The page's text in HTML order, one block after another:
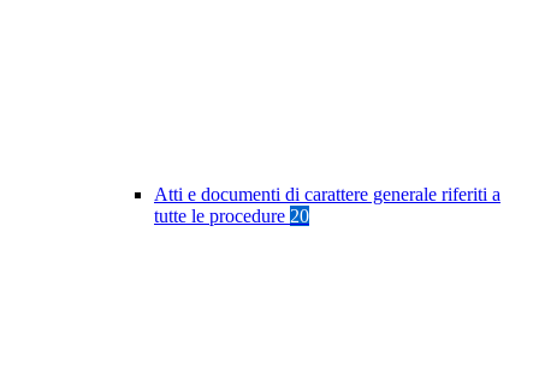
Atti e documenti di carattere generale riferiti a
tutte le procedure 20